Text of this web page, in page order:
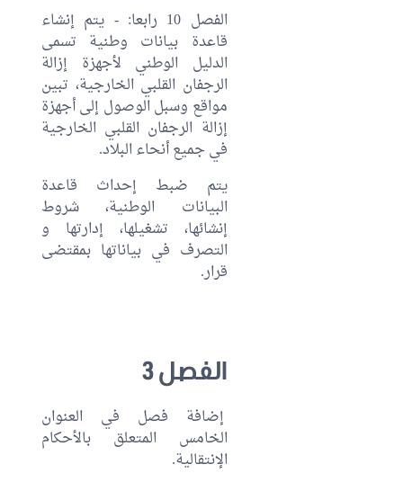
الفصل 10 رابعا: - يتم إنشاء
قاعدة بيانات وطنية تسمى
الدليل الوطني لأجهزة إزالة
الرجفان القلبي الخارجية، تبين
مواقع وسبل الوصول إلى أجهزة
إزالة الرجفان القلبي الخارجية
في جميع أنحاء البلاد.
يتم ضبط إحداث قاعدة
البيانات الوطنية، شروط
إنشائها، تشغيلها، إدارتها و
التصرف في بياناتها بمقتضى
قرار.
الفصل 3
إضافة فصل في العنوان
الخامس المتعلق بالأحكام
الإنتقالية.